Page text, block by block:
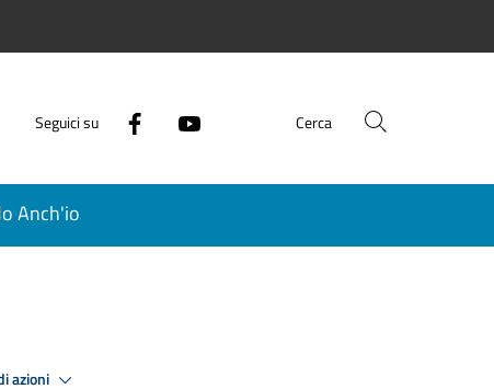
Seguici su Cerca
Anch'io
azioni